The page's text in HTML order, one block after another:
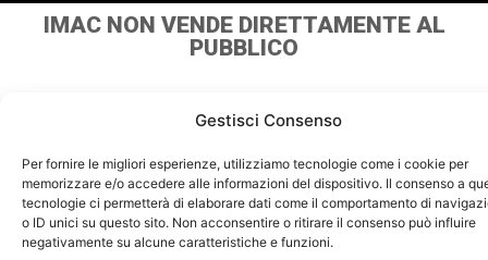
Gestisci Consenso
Per fornire le migliori esperienze, utilizziamo tecnologie come i cookie per
memorizzare e/o accedere alle informazioni del dispositivo. Il consenso a
tecnologie ci permetterà di elaborare dati come il comportamento di
o ID unici su questo sito. Non acconsentire o ritirare il consenso può influire
negativamente su alcune caratteristiche e funzioni.
IMAC NON VENDE DIRETTAMENTE AL
PUBBLICO